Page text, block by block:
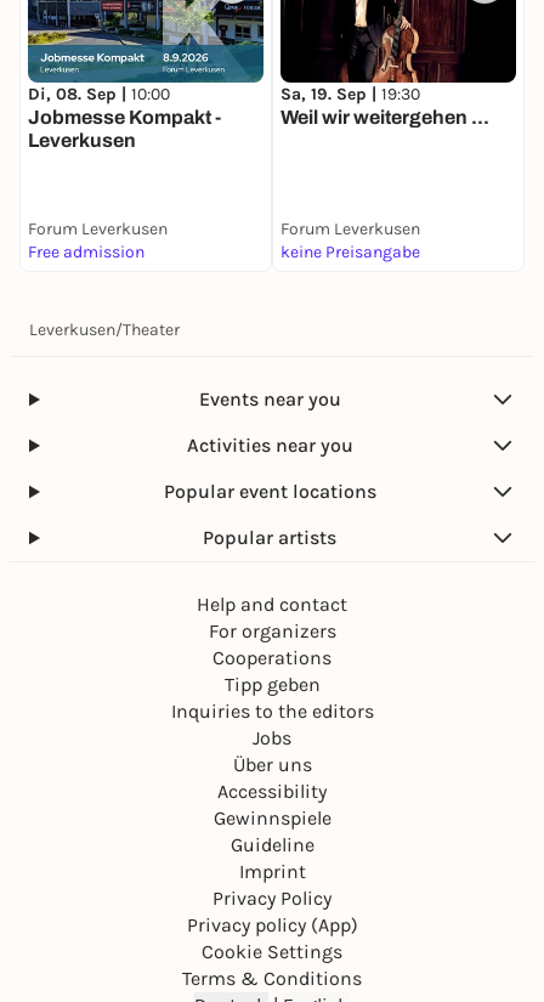
Di, 08. Sep | 10:00
Jobmesse Kompakt -
Leverkusen
Forum Leverkusen
Free admission
Sa, 19. Sep | 19:30
Weil wir weitergehen ...
Forum Leverkusen
keine Preisangabe
Leverkusen/Theater
Events near you
Activities near you
Popular event locations
Popular artists
Help and contact
For organizers
Cooperations
Tipp geben
Inquiries to the editors
Jobs
Über uns
Accessibility
Gewinnspiele
Guideline
Imprint
Privacy Policy
Privacy policy (App)
Cookie Settings
Terms & Conditions